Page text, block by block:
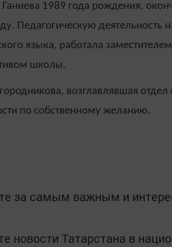
1989 года рождения,
Педагогическую
языка, работала
школы.
возглавлявшая
по собственному желанию.
за самым важным и
новости Татарстана в